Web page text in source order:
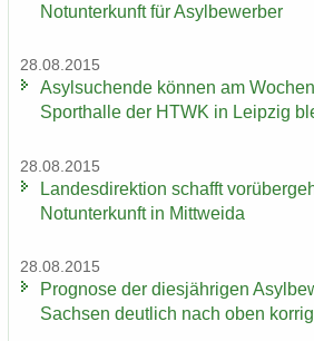
Not­un­ter­kunft für Asyl­be­wer­ber
28.08.2015
Asyl­su­chen­de kön­nen am
Sport­hal­le der HTWK in Leip­zig
28.08.2015
Lan­des­di­rek­ti­on schafft
Notunterkunft in Mitt­wei­da
28.08.2015
Pro­gno­se der dies­jäh­ri­gen
Sach­sen deut­lich nach oben